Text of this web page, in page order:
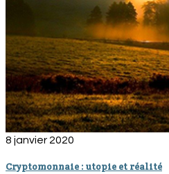
8 janvier 2020
Cryptomonnaie : utopie et réalité